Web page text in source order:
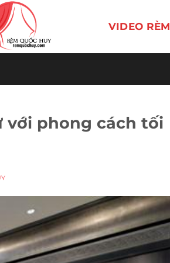
VIDEO RÈM
với phong cách tối